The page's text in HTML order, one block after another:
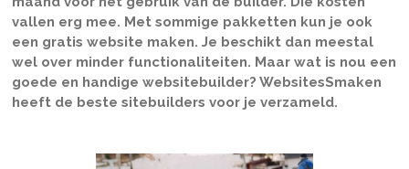
vallen erg mee. Met sommige pakketten kun je ook
een gratis website maken. Je beschikt dan meestal
wel over minder functionaliteiten. Maar wat is nou een
goede en handige websitebuilder? WebsitesSmaken
heeft de beste sitebuilders voor je verzameld.